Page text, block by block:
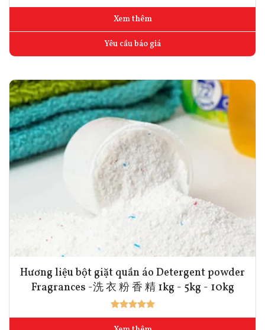
Xem thêm
Yêu cầu báo giá
Hương liệu bột giặt quần áo Detergent powder
Fragrances -洗 衣 粉 香 精 1kg - 5kg - 10kg